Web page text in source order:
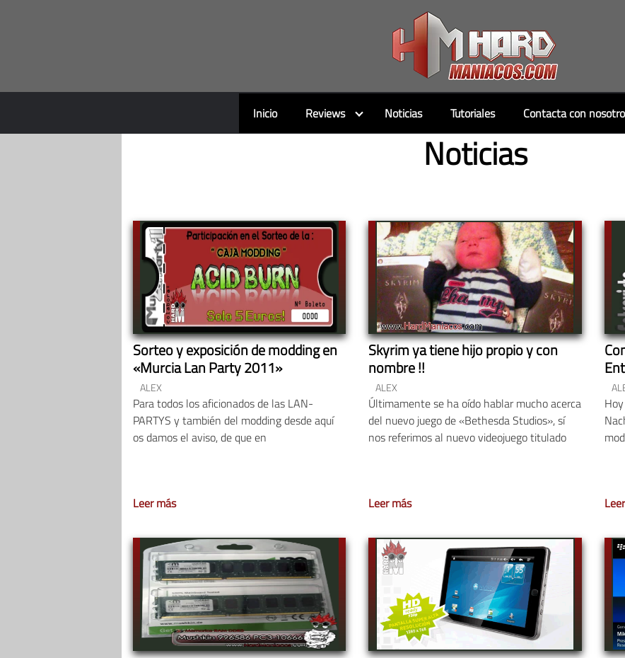
Inicio Reviews Noticias Tutoriales Contacta con
Noticias
Sorteo y exposición de modding en
«Murcia Lan Party 2011»
ALEX
Para todos los aficionados de las LAN-
PARTYS y también del modding desde aquí
os damos el aviso, de que en
Leer más
Skyrim ya tiene hijo propio y con
nombre !!
ALEX
Últimamente se ha oído hablar mucho acerca
del nuevo juego de «Bethesda Studios», sí
nos referimos al nuevo videojuego titulado
Leer más